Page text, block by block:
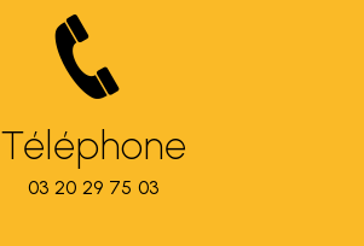
Téléphone
03 20 29 75 03